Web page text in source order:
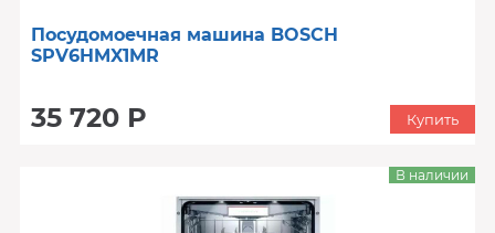
Посудомоечная машина BOSCH
SPV6HMX1MR
35 720 Р Купить
В наличии